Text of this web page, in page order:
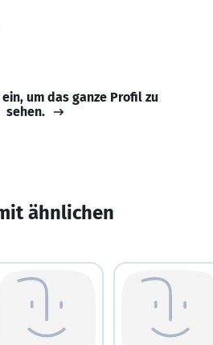
um das ganze Profil zu
sehen.
ähnlichen